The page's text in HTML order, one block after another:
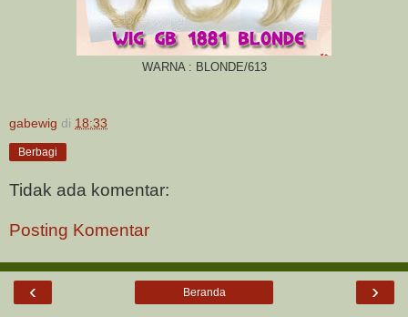
WARNA : BLONDE/613
gabewig di 18:33
Berbagi
Tidak ada komentar:
Posting Komentar
‹ ›
Beranda